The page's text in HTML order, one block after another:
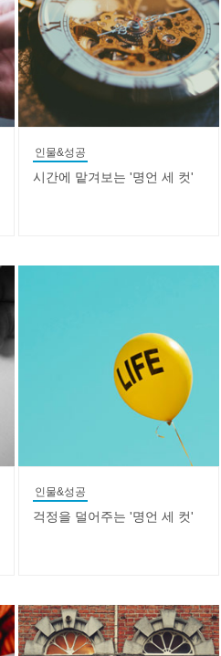
인물&성공
시간에 맡겨보는 '명언 세 컷'
인물&성공
걱정을 덜어주는 '명언 세 컷'